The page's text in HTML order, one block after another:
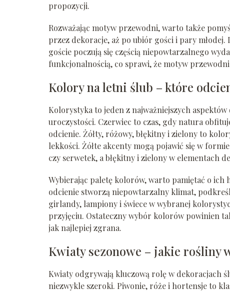
propozycji.
Rozważając motyw przewodni, warto także
przez dekoracje, aż po ubiór gości i pary młodej.
goście poczują się częścią niepowtarzalnego
funkcjonalnością, co sprawi, że motyw
Kolory na letni ślub – które
Kolorystyka to jeden z najważniejszych
uroczystości. Czerwiec to czas, gdy natura
odcienie. Żółty, różowy, błękitny i zielony to
lekkości. Żółte akcenty mogą pojawić się w
czy serwetek, a błękitny i zielony w elementach
Wybierając paletę kolorów, warto pamiętać o
odcienie stworzą niepowtarzalny klimat,
girlandy, lampiony i świece w wybranej
przyjęciu. Ostateczny wybór kolorów powinien
jak najlepiej zgrana.
Kwiaty sezonowe – jakie rośliny
Kwiaty odgrywają kluczową rolę w dekoracjach
niezwykle szeroki. Piwonie, róże i hortensje to